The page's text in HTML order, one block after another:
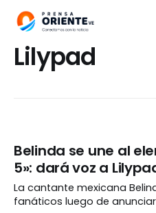
Lilypad
Belinda se une al
5»: dará voz a
La cantante mexicana
fanáticos luego de